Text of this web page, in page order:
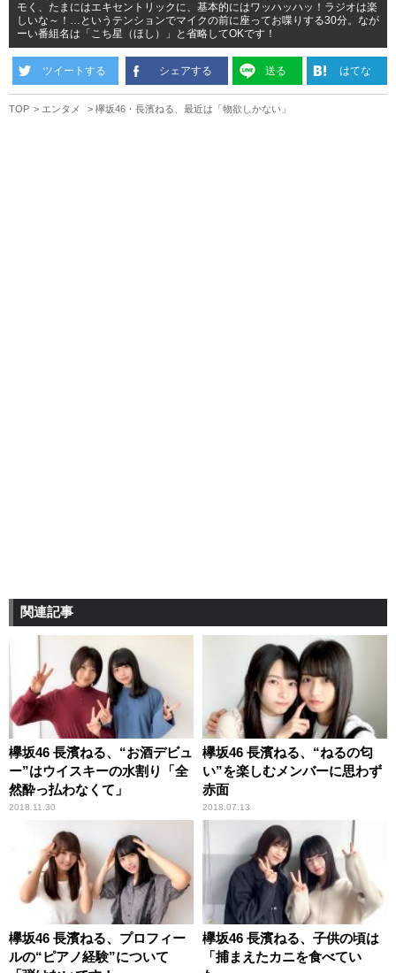
モく、たまにはエキセントリックに、基本的にはワッハッハッ！ラジオは楽
しいな～！…というテンションでマイクの前に座ってお喋りする30分。なが
ーい番組名は「こち星（ほし）」と省略してOKです！
ツイートする シェアする 送る はてな
TOP エンタメ 欅坂46・長濱ねる、最近は「物欲しかない」
関連記事
欅坂46 長濱ねる、“お酒デビュ
ー”はウイスキーの水割り「全
然酔っ払わなくて」
2018.11.30
欅坂46 長濱ねる、“ねるの匂
い”を楽しむメンバーに思わず
赤面
2018.07.13
欅坂46 長濱ねる、プロフィー
ルの“ピアノ経験”について
欅坂46 長濱ねる、子供の頃は
「捕まえたカニを食べてい